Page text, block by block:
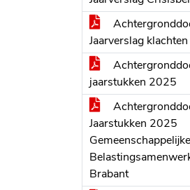
Jaarverslag
jaarstukken 2025
Jaarstukken 2025
Brabant